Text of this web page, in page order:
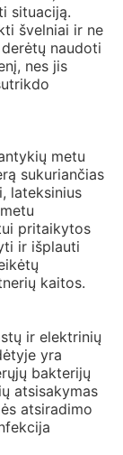
situaciją.
švelniai ir ne
naudoti
nes jis
metu
sukuriančias
lateksinius
pritaikytos
ir išplauti
kaitos.
ir elektrinių
yra
bakterijų
atsisakymas
atsiradimo